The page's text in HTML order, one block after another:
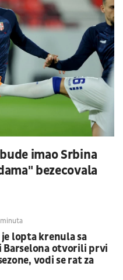
imao Srbina
bezecovala
minuta
lopta krenula sa
Barselona otvorili prvi
vodi se rat za